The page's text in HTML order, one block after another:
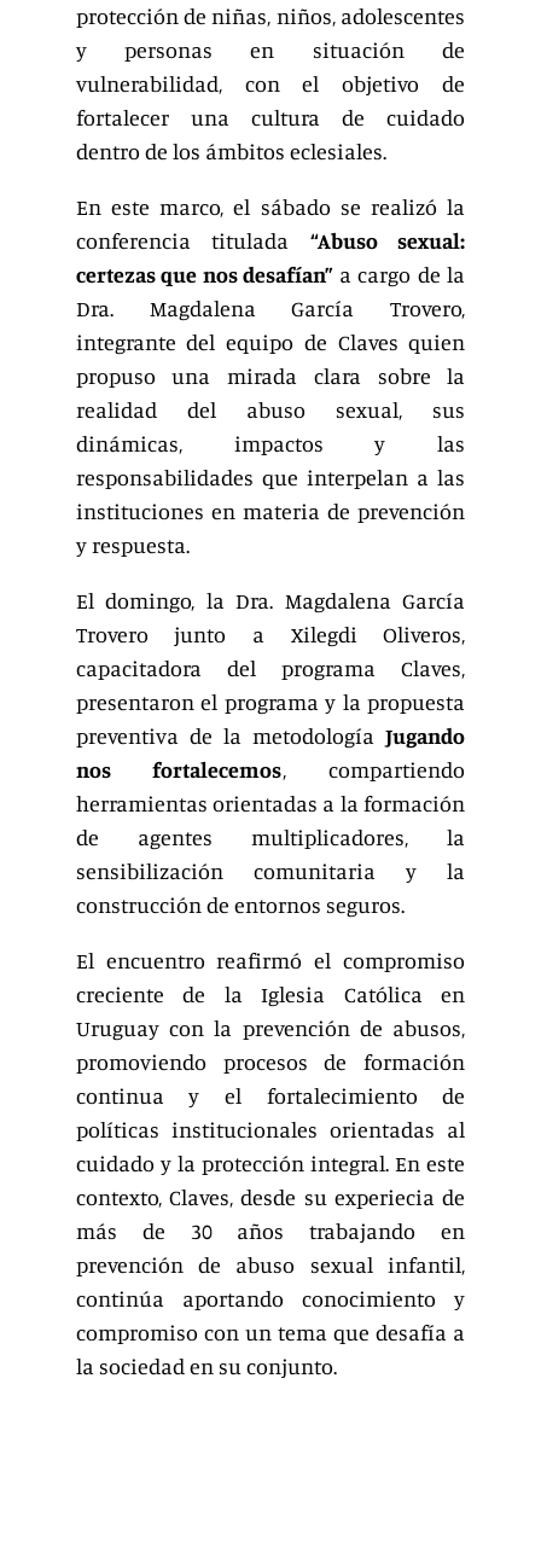
protección de niñas, niños, adolescentes
y personas en situación de
vulnerabilidad, con el objetivo de
fortalecer una cultura de cuidado
dentro de los ámbitos eclesiales.
En este marco, el sábado se realizó la
conferencia titulada “Abuso sexual:
certezas que nos desafían” a cargo de la
Dra. Magdalena García Trovero,
integrante del equipo de Claves quien
propuso una mirada clara sobre la
realidad del abuso sexual, sus
dinámicas, impactos y las
responsabilidades que interpelan a las
instituciones en materia de prevención
y respuesta.
El domingo, la Dra. Magdalena García
Trovero junto a Xilegdi Oliveros,
capacitadora del programa Claves,
presentaron el programa y la propuesta
preventiva de la metodologíaJugando
nos fortalecemos, compartiendo
herramientas orientadas a la formación
de agentes multiplicadores, la
sensibilización comunitaria y la
construcción de entornos seguros.
El encuentro reafirmó el compromiso
creciente de la Iglesia Católica en
Uruguay con la prevención de abusos,
promoviendo procesos de formación
continua y el fortalecimiento de
políticas institucionales orientadas al
cuidado y la protección integral. En este
contexto, Claves, desde su experiecia de
más de 30 años trabajando en
prevención de abuso sexual infantil,
continúa aportando conocimiento y
compromiso con un tema que desafía a
la sociedad en su conjunto.